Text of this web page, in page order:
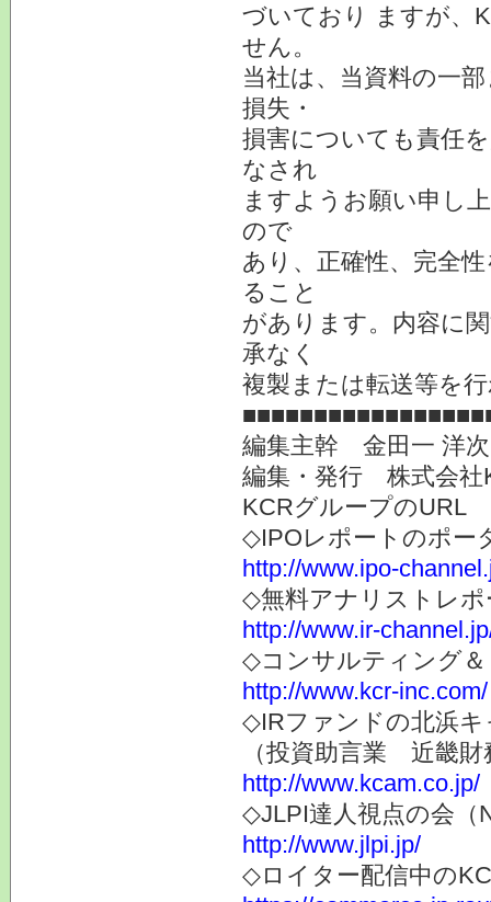
づいており ますが、
せん。
当社は、当資料の一
損失・
損害についても責任
なされ
ますようお願い申し
ので
あり、正確性、完全
ること
があります。内容に
承なく
複製または転送等を
編集主幹 金田一 洋
編集・発行 株式会社
KCRグループのURL
◇IPOレポートのポー
http://www.ipo-
◇無料アナリストレ
http://www.ir-
◇コンサルティング＆
http://www.kcr-inc.com/
◇IRファンドの北浜
（投資助言業 近畿財
http://www.kcam.co.jp/
◇JLPI達人視点の会（
http://www.jlpi.jp/
◇ロイター配信中の